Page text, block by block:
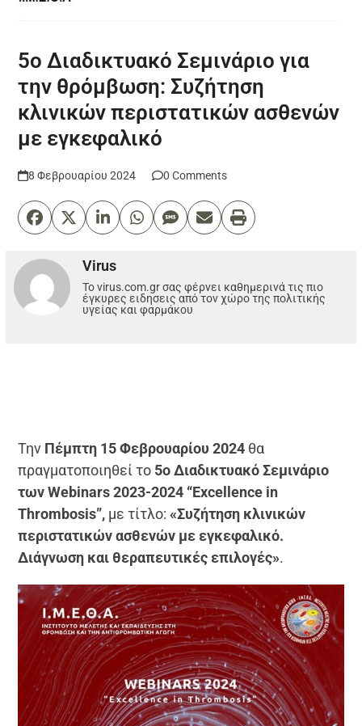
5ο Διαδικτυακό Σεμινάριο για
την θρόμβωση: Συζήτηση
κλινικών περιστατικών ασθενών
με εγκεφαλικό
8 Φεβρουαρίου 2024 0 Comments
Virus
Το virus.com.gr σας φέρνει καθημερινά τις πιο
έγκυρες ειδησεις από τον χώρο της πολιτικής
υγείας και φαρμάκου
Την Πέμπτη 15 Φεβρουαρίου 2024 θα
πραγματοποιηθεί το 5ο Διαδικτυακό Σεμινάριο
των Webinars 2023-2024 “Excellence in
Thrombosis”, με τίτλο:«Συζήτηση κλινικών
περιστατικών ασθενών με εγκεφαλικό.
Διάγνωση και θεραπευτικές επιλογές».